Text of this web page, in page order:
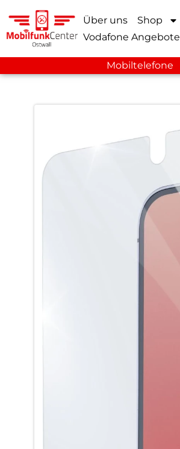
Über uns Shop
Vodafone Angebote
Mobiltelefone